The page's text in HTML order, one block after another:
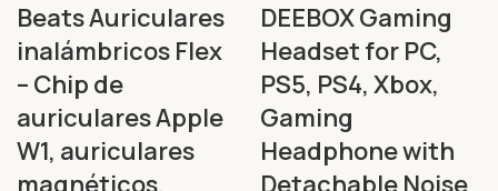
Beats Auriculares
inalámbricos Flex
– Chip de
auriculares Apple
W1, auriculares
magnéticos,
DEEBOX Gaming
Headset for PC,
PS5, PS4, Xbox,
Gaming
Headphone with
Detachable Noise